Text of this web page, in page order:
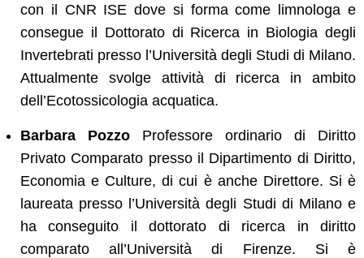
con il CNR ISE dove si forma come limnologa e
consegue il Dottorato di Ricerca in Biologia degli
Invertebrati presso l’Università degli Studi di Milano.
Attualmente svolge attività di ricerca in ambito
dell’Ecotossicologia acquatica.
Barbara Pozzo Professore ordinario di Diritto
Privato Comparato presso il Dipartimento di Diritto,
Economia e Culture, di cui è anche Direttore. Si è
laureata presso l’Università degli Studi di Milano e
ha conseguito il dottorato di ricerca in diritto
comparato all’Università di Firenze. Si è